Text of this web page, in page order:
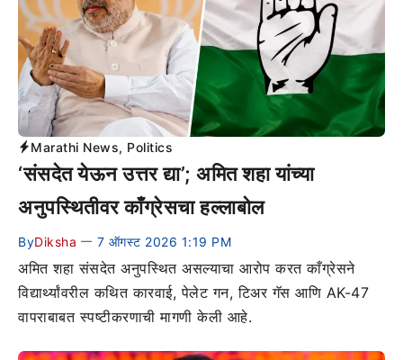
Marathi News, Politics
‘संसदेत येऊन उत्तर द्या’; अमित शहा यांच्या
अनुपस्थितीवर काँग्रेसचा हल्लाबोल
ByDiksha — 7 ऑगस्ट 2026 1:19 PM
अमित शहा संसदेत अनुपस्थित असल्याचा आरोप करत काँग्रेसने
विद्यार्थ्यांवरील कथित कारवाई, पेलेट गन, टिअर गॅस आणि AK-47
वापराबाबत स्पष्टीकरणाची मागणी केली आहे.